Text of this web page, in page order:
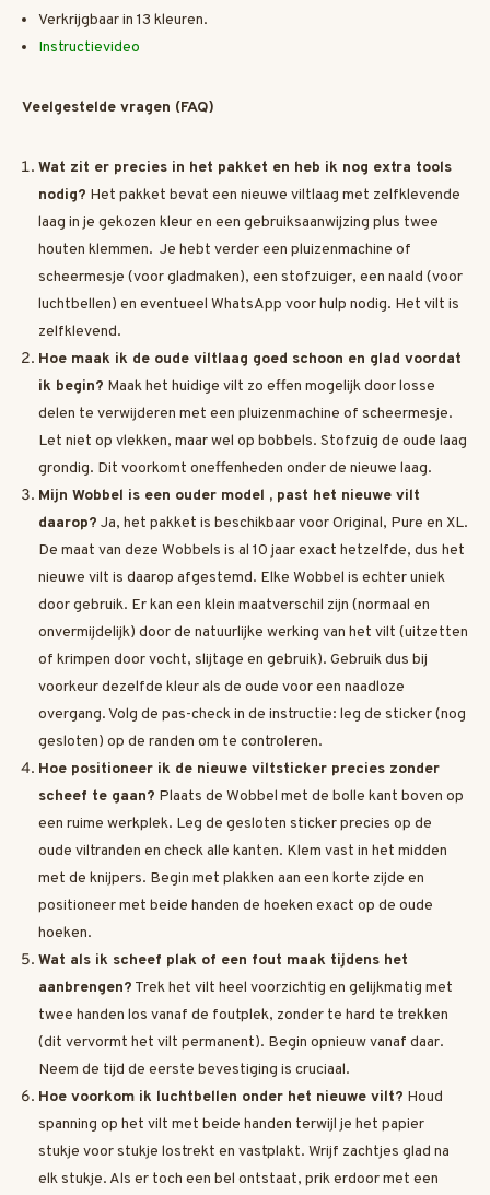
Verkrijgbaar in 13 kleuren.
Instructievideo
Veelgestelde vragen (FAQ)
Wat zit er precies in het pakket en heb ik nog extra tools
nodig? Het pakket bevat een nieuwe viltlaag met zelfklevende
laag in je gekozen kleur en een gebruiksaanwijzing plus twee
houten klemmen. Je hebt verder een pluizenmachine of
scheermesje (voor gladmaken), een stofzuiger, een naald (voor
luchtbellen) en eventueel WhatsApp voor hulp nodig. Het vilt is
zelfklevend.
Hoe maak ik de oude viltlaag goed schoon en glad voordat
ik begin? Maak het huidige vilt zo effen mogelijk door losse
delen te verwijderen met een pluizenmachine of scheermesje.
Let niet op vlekken, maar wel op bobbels. Stofzuig de oude laag
grondig. Dit voorkomt oneffenheden onder de nieuwe laag.
Mijn Wobbel is een ouder model , past het nieuwe vilt
daarop? Ja, het pakket is beschikbaar voor Original, Pure en XL.
De maat van deze Wobbels is al 10 jaar exact hetzelfde, dus het
nieuwe vilt is daarop afgestemd. Elke Wobbel is echter uniek
door gebruik. Er kan een klein maatverschil zijn (normaal en
onvermijdelijk) door de natuurlijke werking van het vilt (uitzetten
of krimpen door vocht, slijtage en gebruik). Gebruik dus bij
voorkeur dezelfde kleur als de oude voor een naadloze
overgang. Volg de pas-check in de instructie: leg de sticker (nog
gesloten) op de randen om te controleren.
Hoe positioneer ik de nieuwe viltsticker precies zonder
scheef te gaan? Plaats de Wobbel met de bolle kant boven op
een ruime werkplek. Leg de gesloten sticker precies op de
oude viltranden en check alle kanten. Klem vast in het midden
met de knijpers. Begin met plakken aan een korte zijde en
positioneer met beide handen de hoeken exact op de oude
hoeken.
Wat als ik scheef plak of een fout maak tijdens het
aanbrengen? Trek het vilt heel voorzichtig en gelijkmatig met
twee handen los vanaf de foutplek, zonder te hard te trekken
(dit vervormt het vilt permanent). Begin opnieuw vanaf daar.
Neem de tijd de eerste bevestiging is cruciaal.
Hoe voorkom ik luchtbellen onder het nieuwe vilt? Houd
spanning op het vilt met beide handen terwijl je het papier
stukje voor stukje lostrekt en vastplakt. Wrijf zachtjes glad na
elk stukje. Als er toch een bel ontstaat, prik erdoor met een